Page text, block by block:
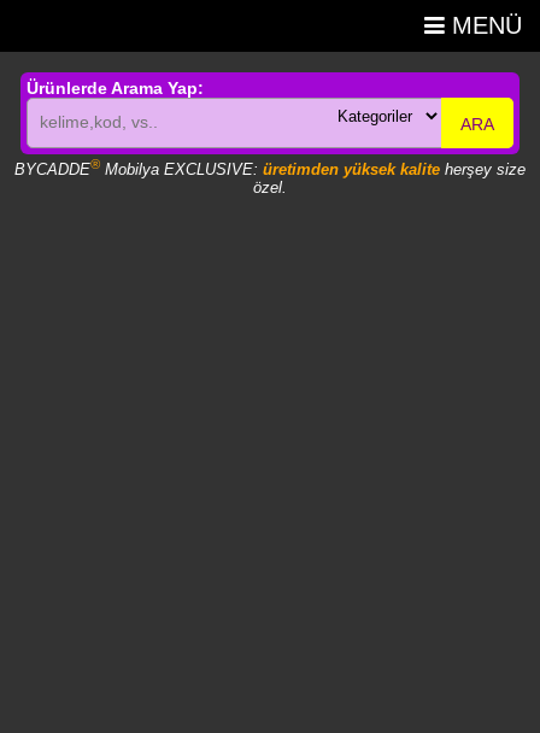
MENÜ
Ürünlerde Arama Yap:
ARA
BYCADDE® Mobilya EXCLUSIVE: üretimden yüksek kalite herşey size
özel.